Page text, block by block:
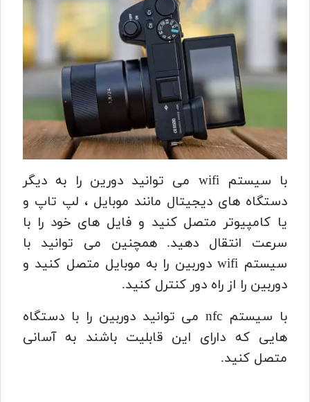
با سیستم wifi می توانید دورین را به دیگر
دستگاه های دیجیتال مانند موبایل ، لپ تاپ و
یا کامپیوتر متصل کنید و فایل های خود را با
سرعت انتقال دهید.همچنین می توانید با
سیستم wifi دوربین را به موبایل متصل کنید و
دوربین را از راه دور کنترل کنید.
با سیستم nfc می توانید دوربین را با دستگاه
هایی که دارای این قابلیت باشند به آسانی
متصل کنید.